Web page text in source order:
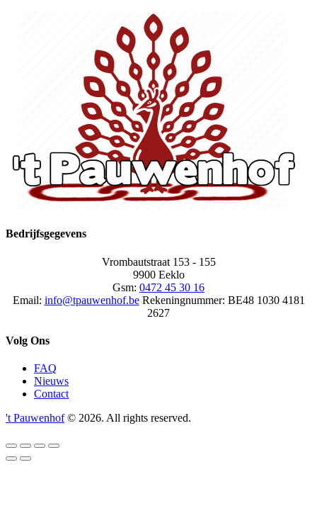
Bedrijfsgegevens
Vrombautstraat 153 - 155
9900 Eeklo
Gsm: 0472 45 30 16
Email: info@tpauwenhof.beRekeningnummer: BE48 1030 4181
2627
Volg Ons
FAQ
Nieuws
Contact
't Pauwenhof© 2026. All rights reserved.